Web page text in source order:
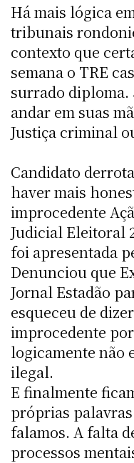
Há mais lógica
tribunais
contexto que
semana o TRE
surrado diploma.
andar em suas
Justiça criminal
Candidato
haver mais
improcedente
Judicial Eleitoral
foi apresentada
Denunciou que
Jornal Estadão
esqueceu de
improcedente
logicamente não
ilegal.
E finalmente
próprias
falamos. A falta
processos